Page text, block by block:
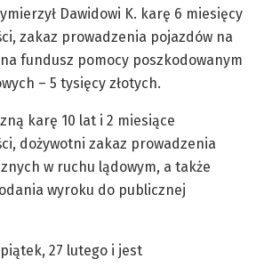
Dawidowi K. karę 6 miesięcy
zakaz prowadzenia pojazdów na
fundusz pomocy poszkodowanym
– 5 tysięcy złotych.
karę 10 lat i 2 miesiące
dożywotni zakaz prowadzenia
w ruchu lądowym, a także
wyroku do publicznej
27 lutego i jest